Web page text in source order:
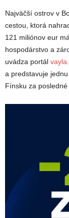
Najväčší ostrov v
cestou, ktorá
121 miliónov eur
hospodárstvo a
uvádza portál vayla.
a predstavuje
Fínsku za posledné